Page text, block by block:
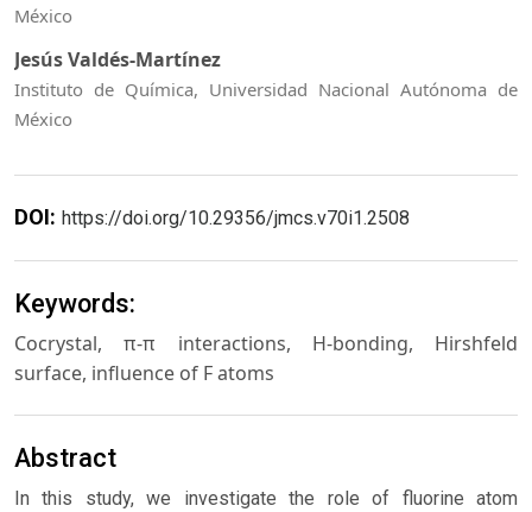
México
Jesús Valdés-Martínez
Instituto de Química, Universidad Nacional Autónoma de
México
DOI: https://doi.org/10.29356/jmcs.v70i1.2508
Keywords:
Cocrystal, π-π interactions, H-bonding, Hirshfeld
surface, influence of F atoms
Abstract
In this study, we investigate the role of fluorine atom